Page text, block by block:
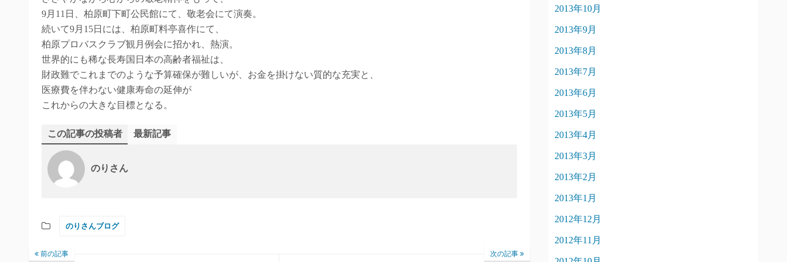
9月11日、柏原町下町公民館にて、敬老会にて演奏。
続いて9月15日には、柏原町料亭喜作にて、
柏原プロバスクラブ観月例会に招かれ、熱演。
世界的にも稀な長寿国日本の高齢者福祉は、
財政難でこれまでのような予算確保が難しいが、お金を掛けない質的な充実と、
医療費を伴わない健康寿命の延伸が
これからの大きな目標となる。
この記事の投稿者 最新記事
のりさん
のりさんブログ
前の記事 次の記事
2013年10月
2013年9月
2013年8月
2013年7月
2013年6月
2013年5月
2013年4月
2013年3月
2013年2月
2013年1月
2012年12月
2012年11月